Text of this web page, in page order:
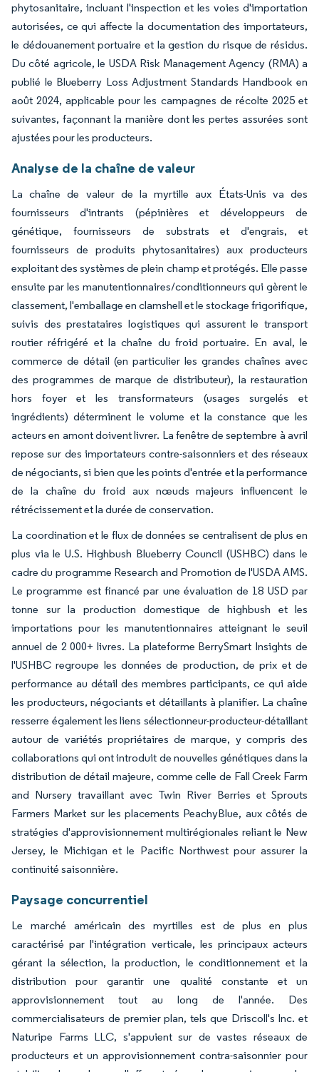
phytosanitaire, incluant l'inspection et les voies d'importation
autorisées, ce qui affecte la documentation des importateurs,
le dédouanement portuaire et la gestion du risque de résidus.
Du côté agricole, le USDA Risk Management Agency (RMA) a
publié le Blueberry Loss Adjustment Standards Handbook en
août 2024, applicable pour les campagnes de récolte 2025 et
suivantes, façonnant la manière dont les pertes assurées sont
ajustées pour les producteurs.
Analyse de la chaîne de valeur
La chaîne de valeur de la myrtille aux États-Unis va des
fournisseurs d'intrants (pépinières et développeurs de
génétique, fournisseurs de substrats et d'engrais, et
fournisseurs de produits phytosanitaires) aux producteurs
exploitant des systèmes de plein champ et protégés. Elle passe
ensuite par les manutentionnaires/conditionneurs qui gèrent le
classement, l'emballage en clamshell et le stockage frigorifique,
suivis des prestataires logistiques qui assurent le transport
routier réfrigéré et la chaîne du froid portuaire. En aval, le
commerce de détail (en particulier les grandes chaînes avec
des programmes de marque de distributeur), la restauration
hors foyer et les transformateurs (usages surgelés et
ingrédients) déterminent le volume et la constance que les
acteurs en amont doivent livrer. La fenêtre de septembre à avril
repose sur des importateurs contre-saisonniers et des réseaux
de négociants, si bien que les points d'entrée et la performance
de la chaîne du froid aux nœuds majeurs influencent le
rétrécissement et la durée de conservation.
La coordination et le flux de données se centralisent de plus en
plus via le U.S. Highbush Blueberry Council (USHBC) dans le
cadre du programme Research and Promotion de l'USDA AMS.
Le programme est financé par une évaluation de 18 USD par
tonne sur la production domestique de highbush et les
importations pour les manutentionnaires atteignant le seuil
annuel de 2 000+ livres. La plateforme BerrySmart Insights de
l'USHBC regroupe les données de production, de prix et de
performance au détail des membres participants, ce qui aide
les producteurs, négociants et détaillants à planifier. La chaîne
resserre également les liens sélectionneur-producteur-détaillant
autour de variétés propriétaires de marque, y compris des
collaborations qui ont introduit de nouvelles génétiques dans la
distribution de détail majeure, comme celle de Fall Creek Farm
and Nursery travaillant avec Twin River Berries et Sprouts
Farmers Market sur les placements PeachyBlue, aux côtés de
stratégies d'approvisionnement multirégionales reliant le New
Jersey, le Michigan et le Pacific Northwest pour assurer la
continuité saisonnière.
Paysage concurrentiel
Le marché américain des myrtilles est de plus en plus
caractérisé par l'intégration verticale, les principaux acteurs
gérant la sélection, la production, le conditionnement et la
distribution pour garantir une qualité constante et un
approvisionnement tout au long de l'année. Des
commercialisateurs de premier plan, tels que Driscoll's Inc. et
Naturipe Farms LLC, s'appuient sur de vastes réseaux de
producteurs et un approvisionnement contra-saisonnier pour